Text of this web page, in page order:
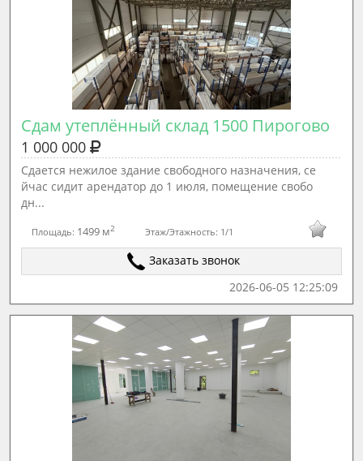
Сдам утеплённый склад 1500 Пирогово
1 000 000
Сдается нежилое здание свободного назначения, се
йчас сидит арендатор до 1 июля, помещение свобо
дн...
Площадь: 1499 м2 Этаж/Этажность: 1/1
Заказать звонок
2026-06-05 12:25:09